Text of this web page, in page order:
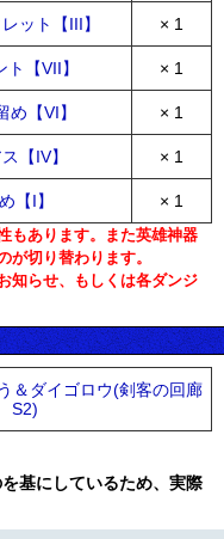
ット【III】 × 1
【VII】 × 1
め【VI】 × 1
【IV】 × 1
【I】 × 1
もあります。また英雄神器
が切り替わります。
知らせ、もしくは各ダンジ
＆ダイゴロウ(剣客の回廊
S2)
基にしているため、実際